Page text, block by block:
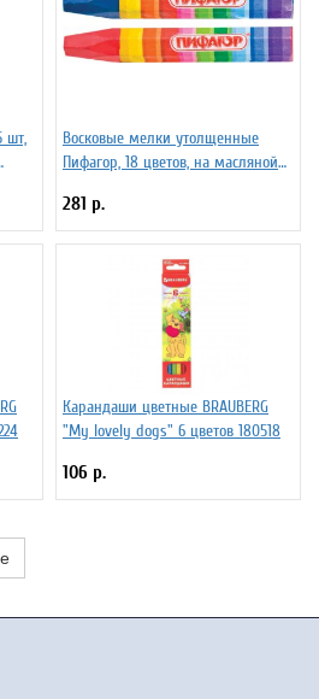
шт,
Восковые мелки утолщенные
Пифагор, 18 цветов, на масляной
281 р.
Карандаши цветные BRAUBERG
"My lovely dogs" 6 цветов 180518
106 р.